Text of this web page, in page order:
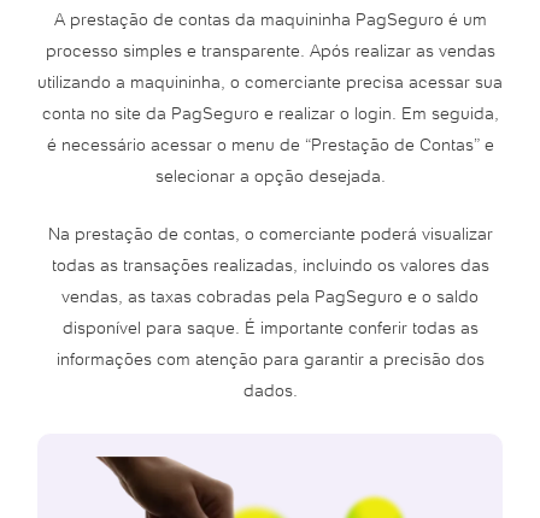
A prestação de contas da maquininha PagSeguro é um
processo simples e transparente. Após realizar as vendas
utilizando a maquininha, o comerciante precisa acessar sua
conta no site da PagSeguro e realizar o login. Em seguida,
é necessário acessar o menu de “Prestação de Contas” e
selecionar a opção desejada.
Na prestação de contas, o comerciante poderá visualizar
todas as transações realizadas, incluindo os valores das
vendas, as taxas cobradas pela PagSeguro e o saldo
disponível para saque. É importante conferir todas as
informações com atenção para garantir a precisão dos
dados.